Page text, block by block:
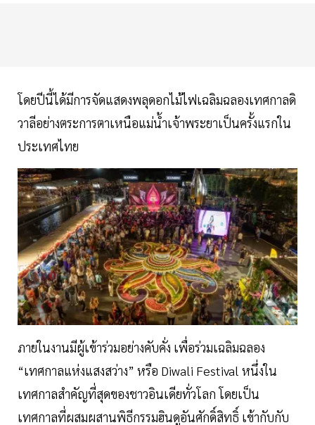
โดยปีนี้ได้มีการจัดแสดงพลุดอกไม้ไฟเฉลิมฉลองเทศกาลดิ
วาลีอย่างตระการตาเหนือแม่น้ำเจ้าพระยาเป็นครั้งแรกใน
ประเทศไทย
ภายในงานมีผู้เข้าร่วมอย่างคับคั่ง เพื่อร่วมเฉลิมฉลอง
“เทศกาลแห่งแสงสว่าง” หรือ Diwali Festival หนึ่งใน
เทศกาลสำคัญที่สุดของชาวอินเดียทั่วโลก โดยเป็น
เทศกาลที่ผสมผสานพิธีกรรมฮินดูอันศักดิ์สิทธิ์ เข้ากับกับ